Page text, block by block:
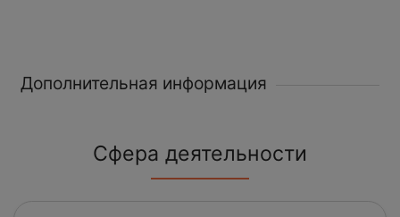
Дополнительная информация
Сфера деятельности